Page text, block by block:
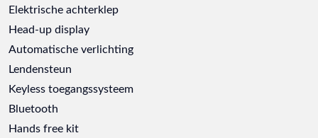
Elektrische achterklep
Head-up display
Automatische verlichting
Lendensteun
Keyless toegangssysteem
Bluetooth
Hands free kit